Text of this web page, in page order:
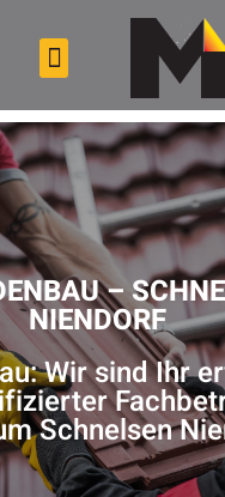
–
NIENDORF
Wir sind Ihr
Schnelsen